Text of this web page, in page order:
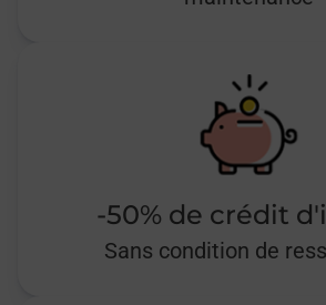
-50% de crédit
Sans condition de